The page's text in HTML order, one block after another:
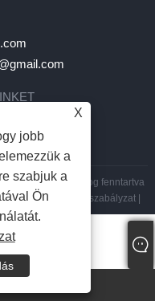
Co.,Ltd. Minden jog fenntartva
| Adatvédelmi szabályzat|
X
jobb
a
szabjuk a
Ön